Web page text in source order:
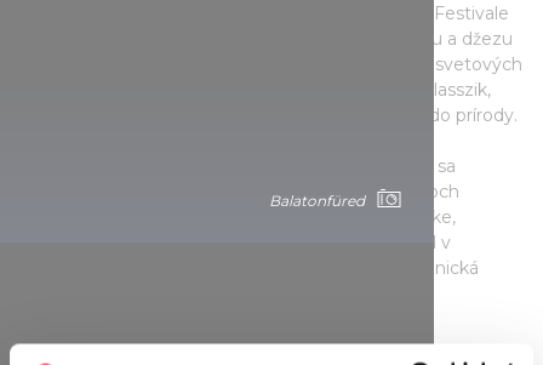
Balatonfüred
hudby si môžu vychutnať svoje obľúbené hity na Festivale
pouličnej hudby, počas Dní Ružového vína, rizlingu a džezu
alebo na festivale Veszprémfeszt s vystúpeniami svetových
hviezd. Jedinečný zážitok ponúka aj festival Káli Klasszik,
kde sa klasická hudba presúva z koncertných sál do prírody.
Ak chcete zažiť ešte extrémnejší zážitok, vyberte sa
koncom augusta do mesta Várpalota, kde sa v troch
tepelných elektrárňach, ktoré už nie sú v prevádzke,
uskutoční prvý avantgardný audiovizuálny festival v
Maďarsku. Na milovníkov noviniek tu čaká elektronická